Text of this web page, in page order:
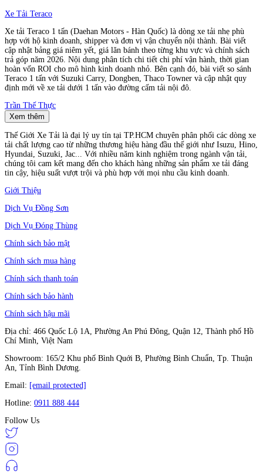
Xe Tải Teraco
Xe tải Teraco 1 tấn (Daehan Motors - Hàn Quốc) là dòng xe tải nhẹ phù
hợp với hộ kinh doanh, shipper và đơn vị vận chuyển nội thành. Bài viết
cập nhật bảng giá niêm yết, giá lăn bánh theo từng khu vực và chính sách
trả góp năm 2026. Nội dung phân tích chi tiết chi phí vận hành, thời gian
hoàn vốn ROI cho mô hình kinh doanh nhỏ. Bên cạnh đó, bài viết so sánh
Teraco 1 tấn với Suzuki Carry, Dongben, Thaco Towner và cập nhật quy
định mới về xe tải dưới 1 tấn vào đường cấm tải nội đô.
Trần Thế Thực
Xem thêm
Thế Giới Xe Tải là đại lý uy tín tại TP.HCM chuyên phân phối các dòng xe
tải chất lượng cao từ những thương hiệu hàng đầu thế giới như Isuzu, Hino,
Hyundai, Suzuki, Jac... Với nhiều năm kinh nghiệm trong ngành vận tải,
chúng tôi cam kết mang đến cho khách hàng những sản phẩm xe tải đáng
tin cậy, hiệu suất vượt trội và phù hợp với mọi nhu cầu kinh doanh.
Giới Thiệu
Dịch Vụ Đồng Sơn
Dịch Vụ Đóng Thùng
Chính sách bảo mật
Chính sách mua hàng
Chính sách thanh toán
Chính sách bảo hành
Chính sách hậu mãi
Địa chỉ: 466 Quốc Lộ 1A, Phường An Phú Đông, Quận 12, Thành phố Hồ
Chí Minh, Việt Nam
Showroom: 165/2 Khu phố Bình Quới B, Phường Bình Chuẩn, Tp. Thuận
An, Tỉnh Bình Dương.
Email: [email protected]
Hotline: 0911 888 444
Follow Us